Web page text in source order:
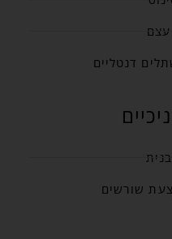
דנטליים
שורשים